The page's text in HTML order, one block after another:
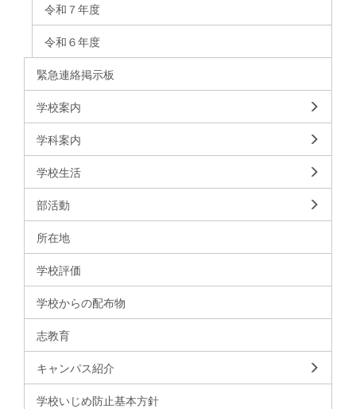
令和７年度
令和６年度
緊急連絡掲示板
学校案内
学科案内
学校生活
部活動
所在地
学校評価
学校からの配布物
志教育
キャンパス紹介
学校いじめ防止基本方針